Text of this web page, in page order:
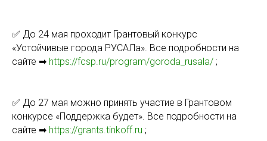
✅ До 24 мая проходит Грантовый конкурс
«Устойчивые города РУСАЛа». Все подробности на
сайте ➡ https://fcsp.ru/program/goroda_rusala/ ;
✅ До 27 мая можно принять участие в Грантовом
конкурсе «Поддержка будет». Все подробности на
сайте ➡ https://grants.tinkoff.ru ;